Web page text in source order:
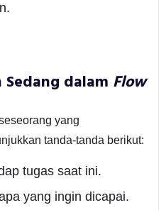
dalam Flow
yang
tanda-tanda berikut:
tugas saat ini.
yang ingin dicapai.